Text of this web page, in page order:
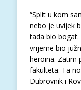
“Split u kom
nebo je uvijek
tada bio
vrijeme bio
heroina. Zatim
fakulteta. Ta
Dubrovnik i